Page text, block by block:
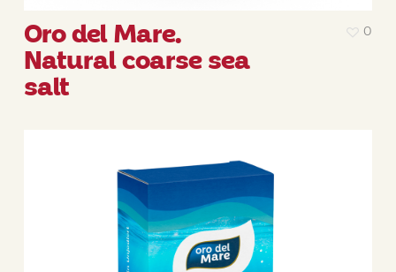
Oro del Mare.
Natural coarse sea
salt
0